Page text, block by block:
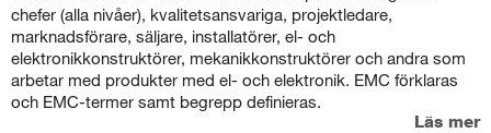
chefer (alla nivåer), kvalitetsansvariga, projektledare,
marknadsförare, säljare, installatörer, el- och
elektronikkonstruktörer, mekanikkonstruktörer och andra som
arbetar med produkter med el- och elektronik. EMC förklaras
och EMC-termer samt begrepp definieras.
Läs mer